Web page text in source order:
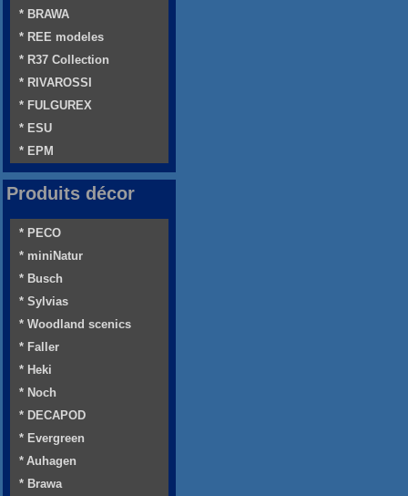
* BRAWA
* REE modeles
* R37 Collection
* RIVAROSSI
* FULGUREX
* ESU
* EPM
Produits décor
* PECO
* miniNatur
* Busch
* Sylvias
* Woodland scenics
* Faller
* Heki
* Noch
* DECAPOD
* Evergreen
* Auhagen
* Brawa